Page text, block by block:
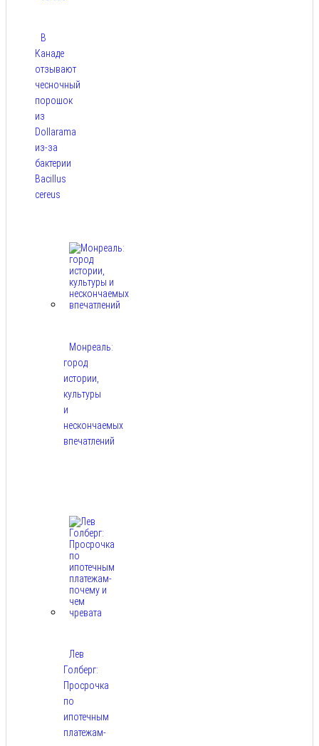
В
Канаде
отзывают
чесночный
порошок
из
Dollarama
из-за
бактерии
Bacillus
cereus
Монреаль:
город
истории,
культуры
и
нескончаемых
впечатлений
Лев
Голберг:
Просрочка
по
ипотечным
платежам-